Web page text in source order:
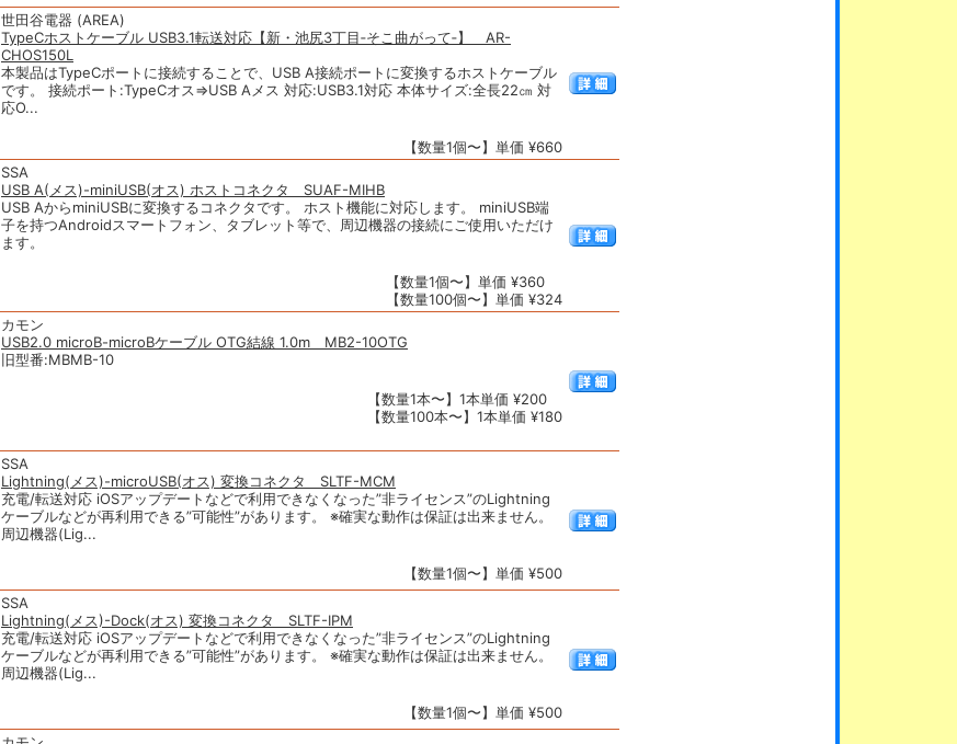
世田谷電器 (AREA)
TypeCホストケーブル USB3.1転送対応【新・池尻3丁目‐そこ曲がって‐】 AR-
CHOS150L
本製品はTypeCポートに接続することで、USB A接続ポートに変換するホストケーブル
です。 接続ポート:TypeCオス⇒USB Aメス 対応:USB3.1対応 本体サイズ:全長22㎝ 対
応O...
【数量1個〜】単価 ¥660
SSA
USB A(メス)-miniUSB(オス) ホストコネクタ SUAF-MIHB
USB AからminiUSBに変換するコネクタです。 ホスト機能に対応します。 miniUSB端
子を持つAndroidスマートフォン、タブレット等で、周辺機器の接続にご使用いただけ
ます。
【数量1個〜】単価 ¥360
【数量100個〜】単価 ¥324
カモン
USB2.0 microB-microBケーブル OTG結線 1.0m MB2-10OTG
旧型番:MBMB-10
【数量1本〜】1本単価 ¥200
【数量100本〜】1本単価 ¥180
SSA
Lightning(メス)-microUSB(オス) 変換コネクタ SLTF-MCM
充電/転送対応 iOSアップデートなどで利用できなくなった”非ライセンス”のLightning
ケーブルなどが再利用できる”可能性”があります。 ※確実な動作は保証は出来ません。
周辺機器(Lig...
【数量1個〜】単価 ¥500
SSA
Lightning(メス)-Dock(オス) 変換コネクタ SLTF-IPM
充電/転送対応 iOSアップデートなどで利用できなくなった”非ライセンス”のLightning
ケーブルなどが再利用できる”可能性”があります。 ※確実な動作は保証は出来ません。
周辺機器(Lig...
【数量1個〜】単価 ¥500